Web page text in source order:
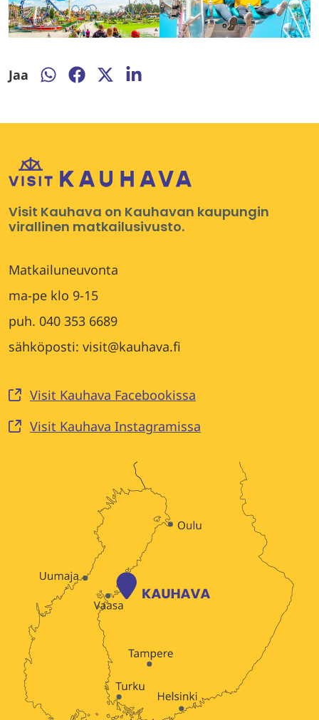
Jaa
Jaa
Jaa
Jaa
Jaa
Visit Kauhava on Kauhavan kaupungin
virallinen matkailusivusto.
Matkailuneuvonta
ma-pe klo 9-15
puh. 040 353 6689
sähköposti: visit@kauhava.fi
Visit Kauhava Facebookissa
Visit Kauhava Instagramissa